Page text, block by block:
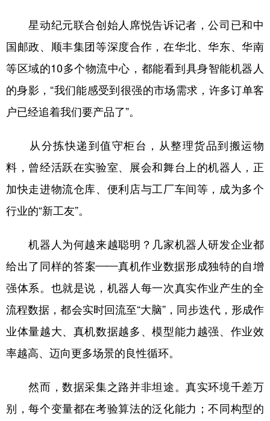
星动纪元联合创始人席悦告诉记者，公司已和中
国邮政、顺丰集团等深度合作，在华北、华东、华南
等区域的10多个物流中心，都能看到具身智能机器人
的身影，“我们能感受到很强的市场需求，许多订单客
户已经追着我们要产品了”。
从分拣快递到值守柜台，从整理货品到搬运物
料，曾经活跃在实验室、展会和舞台上的机器人，正
加快走进物流仓库、便利店与工厂车间等，成为多个
行业的“新工友”。
机器人为何越来越聪明？几家机器人研发企业都
给出了同样的答案——真机作业数据形成独特的自增
强体系。也就是说，机器人每一次真实作业产生的全
流程数据，都会实时回流至“大脑”，同步迭代，形成作
业体量越大、真机数据越多、模型能力越强、作业效
率越高、迈向更多场景的良性循环。
然而，数据采集之路并非坦途。真实环境千差万
别，每个变量都在考验算法的泛化能力；不同构型的